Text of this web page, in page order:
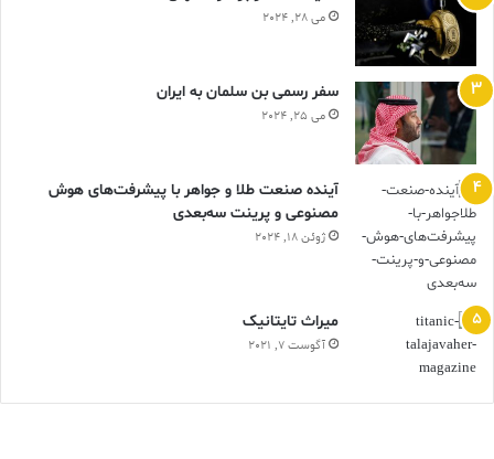
می 28, 2024
سفر رسمی بن سلمان به ایران
می 25, 2024
آینده صنعت طلا و جواهر با پیشرفت‌های هوش
مصنوعی و پرینت سه‌بعدی
ژوئن 18, 2024
ميراث تايتانيک
آگوست 7, 2021